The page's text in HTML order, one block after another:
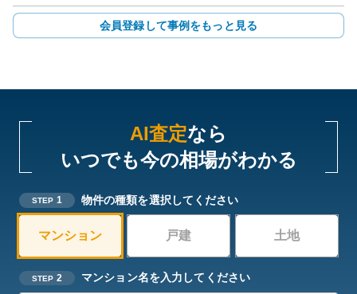
会員登録して事例をもっと見る
AI査定なら
いつでも今の相場がわかる
STEP 1 物件の種類を選択してください
マンション 戸建 土地
STEP 2 マンション名を入力してください